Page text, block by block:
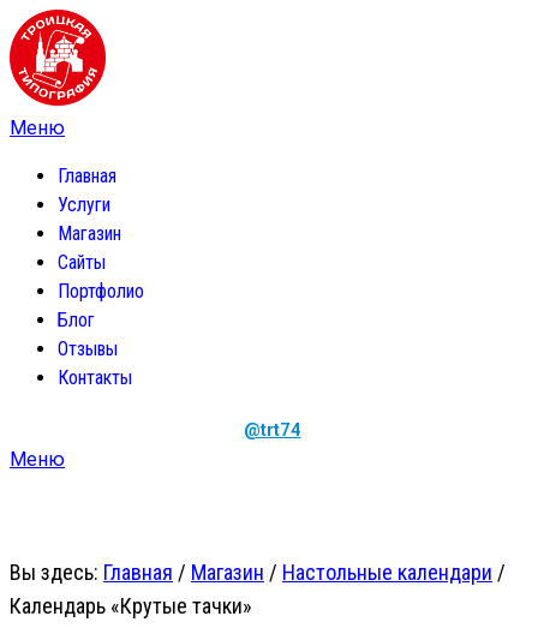
Главная
Услуги
Магазин
Сайты
Портфолио
Блог
Отзывы
Контакты
@trt74
Вы здесь: Главная / Магазин / Настольные календари /
Календарь «Крутые тачки»